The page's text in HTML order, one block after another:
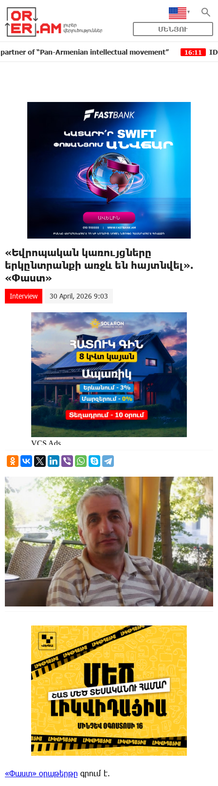
ՄԵՆՅՈՒ
Armenian intellectual movement” 16:11 IDBank issued
«Եվրոպական կառույցները
երկընտրանքի առջև են հայտնվել».
«Փաստ»
Interview 30 April, 2026 9:03
«Փաստ» օրաթերթը գրում է.